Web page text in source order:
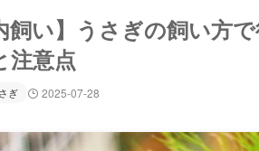
飼い】うさぎの飼い方
注意点
ぎ 2025-07-28